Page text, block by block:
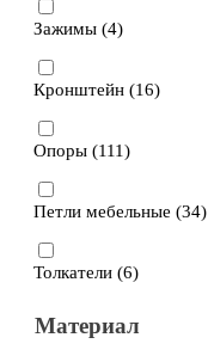
Зажимы (4)
Кронштейн (16)
Опоры (111)
Петли мебельные (34)
Толкатели (6)
Материал